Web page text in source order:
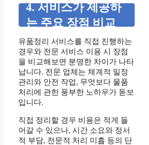
4. 서비스가 제공하
는 주요 장점 비교
유품정리 서비스를 직접 진행하는
경우와 전문 서비스 이용 시 장점
을 비교해보면 분명한 차이가 나타
납니다. 전문 업체는 체계적 일정
관리와 안전 작업, 무엇보다 물품
처리에 관한 풍부한 노하우가 돋보
입니다.
직접 정리할 경우 비용은 적게 들
어갈 수 있으나, 시간 소요와 정서
적 부담, 전문적 처리 미흡 등의 단